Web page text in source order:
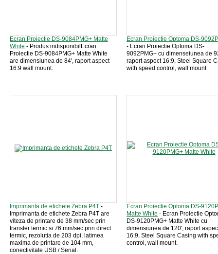
Ecran Proiectie DS-9084PMG+ Matte
White - Produs indisponibilEcran
Proiectie DS-9084PMG+ Matte White
are dimensiunea de 84', raport aspect
16:9 wall mount.
Ecran Proiectie Optoma DS-
- Ecran Proiectie Optoma DS-
9092PMG+ cu dimenseiunea de
raport aspect 16:9, Steel Square
with speed control, wall mount
Imprimanta de etichete Zebra P4T -
Imprimanta de etichete Zebra P4T are
viteza de printare de 38 mm/sec prin
transfer termic si 76 mm/sec prin direct
termic, rezolutia de 203 dpi, latimea
maxima de printare de 104 mm,
conectivitate USB / Serial.
Ecran Proiectie Optoma DS-
Matte White - Ecran Proiectie
DS-9120PMG+ Matte White cu
dimensiunea de 120', raport
16:9, Steel Square Casing with
control, wall mount.